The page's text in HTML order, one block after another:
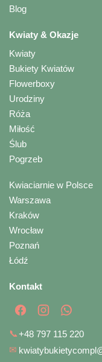
Blog
Kwiaty & Okazje
Kwiaty
Bukiety Kwiatów
Flowerboxy
Urodziny
Róża
Miłość
Ślub
Pogrzeb
Kwiaciarnie w Polsce
Warszawa
Kraków
Wrocław
Poznań
Łódź
Kontakt
📞+48 797 115 220
✉